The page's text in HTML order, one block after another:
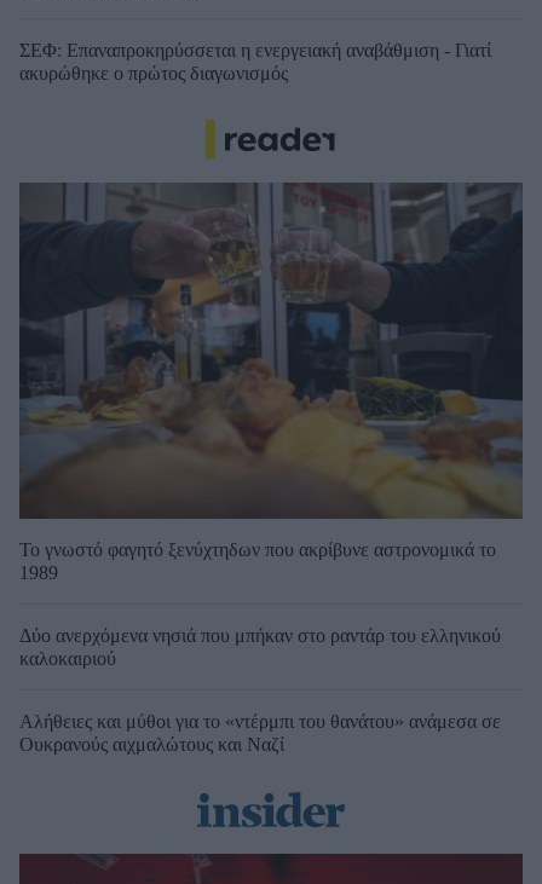
ΣΕΦ: Επαναπροκηρύσσεται η ενεργειακή αναβάθμιση - Γιατί
ακυρώθηκε ο πρώτος διαγωνισμός
Το γνωστό φαγητό ξενύχτηδων που ακρίβυνε αστρονομικά το
1989
Δύο ανερχόμενα νησιά που μπήκαν στο ραντάρ του ελληνικού
καλοκαιριού
Αλήθειες και μύθοι για το «ντέρμπι του θανάτου» ανάμεσα σε
Ουκρανούς αιχμαλώτους και Ναζί